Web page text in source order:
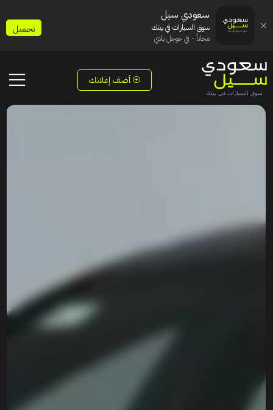
أضف إعلانك
سعودي سيل
سوق السيارات في بيتك
مجاناً - في جوجل بلاي
تحميل